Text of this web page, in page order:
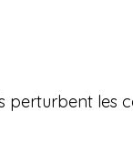
perturbent les